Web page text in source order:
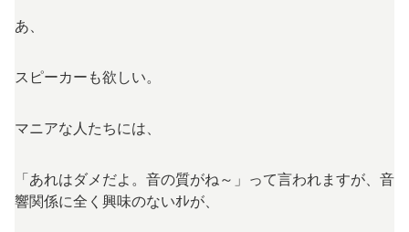
あ、
スピーカーも欲しい。
マニアな人たちには、
「あれはダメだよ。音の質がね～」って言われますが、音
響関係に全く興味のないｵﾚが、